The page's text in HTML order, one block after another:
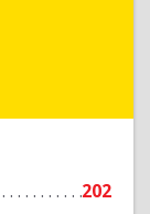
202
Нальчик г,